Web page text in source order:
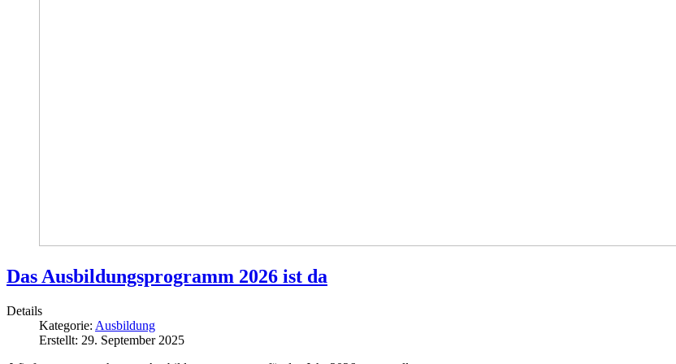
Das Ausbildungsprogramm 2026 ist da
Details
Kategorie: Ausbildung
Erstellt: 29. September 2025